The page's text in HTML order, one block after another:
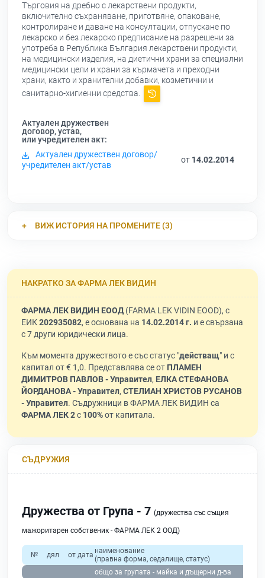
Търговия на дребно с лекарствени продукти,
включително съхраняване, приготвяне, опаковане,
контролиране и даване на консултации, отпускане по
лекарско и без лекарско предписание на разрешени за
употреба в Република България лекарствени продукти,
на медицински изделия, на диетични храни за специални
медицински цели и храни за кърмачета и преходни
храни, както и хранителни добавки, козметични и
санитарно-хигиенни средства.
Актуален дружествен
договор, устав,
или учредителен акт:
Актуален дружествен договор/
учредителен акт/устав
от 14.02.2014
ВИЖ ИСТОРИЯ НА ПРОМЕНИТЕ (3)
НАКРАТКО ЗА ФАРМА ЛЕК ВИДИН
ФАРМА ЛЕК ВИДИН ЕООД(FARMA LEK VIDIN EOOD), с
ЕИК202935082, е основана на 14.02.2014 г. и е свързана
с 7 други юридически лица.
Към момента дружеството е със статус "действащ" и с
капитал от € 1,0. Представлява се от ПЛАМЕН
ДИМИТРОВ ПАВЛОВ - Управител, ЕЛКА СТЕФАНОВА
ЙОРДАНОВА - Управител, СТЕЛИАН ХРИСТОВ РУСАНОВ
- Управител. Съдружници в ФАРМА ЛЕК ВИДИН са
ФАРМА ЛЕК 2с 100%от капитала.
СЪДРУЖИЯ
Дружества от Група - 7 (дружества със същия
мажоритарен собственик - ФАРМА ЛЕК 2 ООД)
№ дял от дата наименование
(правна форма, седалище, статус)
общо за групата - майка и дъщерни д-ва